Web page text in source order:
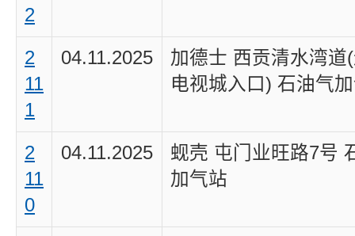
2
2
11
1
04.11.2025
加德士 西贡清水湾道
电视城入口) 石油气
2
11
0
04.11.2025
蚬壳 屯门业旺路7号
加气站